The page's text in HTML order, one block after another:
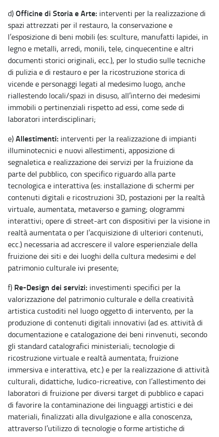
d)Officine di Storia e Arte: interventi per la realizzazione di
spazi attrezzati per il restauro, la conservazione e
l’esposizione di beni mobili (es: sculture, manufatti lapidei, in
legno e metalli, arredi, monili, tele, cinquecentine e altri
documenti storici originali, ecc.), per lo studio sulle tecniche
di pulizia e di restauro e per la ricostruzione storica di
vicende e personaggi legati al medesimo luogo, anche
riallestendo locali/spazi in disuso, all’interno dei medesimi
immobili o pertinenziali rispetto ad essi, come sede di
laboratori interdisciplinari;
e)Allestimenti: interventi per la realizzazione di impianti
illuminotecnici e nuovi allestimenti, apposizione di
segnaletica e realizzazione dei servizi per la fruizione da
parte del pubblico, con specifico riguardo alla parte
tecnologica e interattiva (es: installazione di schermi per
contenuti digitali e ricostruzioni 3D, postazioni per la realtà
virtuale, aumentata, metaverso e gaming; ologrammi
interattivi; opere di street-art con dispositivi per la visione in
realtà aumentata o per l’acquisizione di ulteriori contenuti,
ecc.) necessaria ad accrescere il valore esperienziale della
fruizione dei siti e dei luoghi della cultura medesimi e del
patrimonio culturale ivi presente;
f) Re-Design dei servizi: investimenti specifici per la
valorizzazione del patrimonio culturale e della creatività
artistica custoditi nel luogo oggetto di intervento, per la
produzione di contenuti digitali innovativi (ad es. attività di
documentazione e catalogazione dei beni rinvenuti, secondo
gli standard catalografici ministeriali; tecnologie di
ricostruzione virtuale e realtà aumentata; fruizione
immersiva e interattiva, etc.) e per la realizzazione di attività
culturali, didattiche, ludico-ricreative, con l’allestimento dei
laboratori di fruizione per diversi target di pubblico e capaci
di favorire la contaminazione dei linguaggi artistici e dei
materiali, finalizzati alla divulgazione e alla conoscenza,
attraverso l’utilizzo di tecnologie o forme artistiche di